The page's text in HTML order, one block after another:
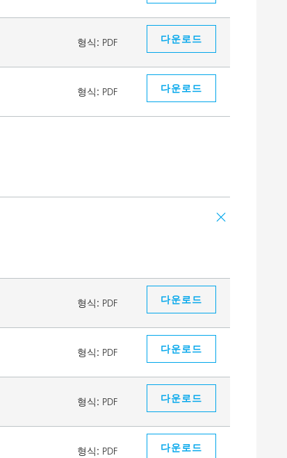
형식: PDF 다운로드
형식: PDF 다운로드
형식: PDF 다운로드
형식: PDF 다운로드
형식: PDF 다운로드
형식: PDF 다운로드